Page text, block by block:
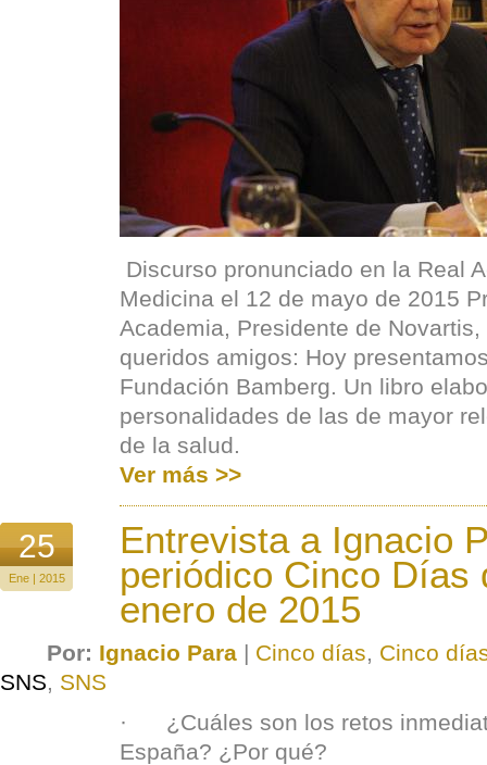
Discurso pronunciado en la Real
Medicina el 12 de mayo de 2015
Academia, Presidente de
queridos amigos: Hoy
Fundación Bamberg. Un libro
personalidades de las de mayor
de la salud.
Ver más >>
25
Ene | 2015
Entrevista a Ignacio
periódico Cinco Días
enero de 2015
Por: Ignacio Para | Cinco días, Cinco
SNS, SNS
· ¿Cuáles son los retos
España? ¿Por qué?